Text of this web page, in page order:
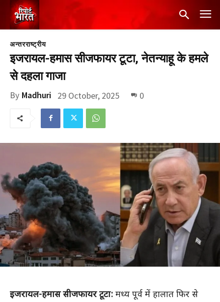
अन्तरराष्ट्रीय
इजरायल-हमास सीजफायर टूटा, नेतन्याहू के हमले
से दहला गाजा
By Madhuri 29 October, 2025 0
इजरायल-हमास सीजफायर टूटा: मध्य पूर्व में हालात फिर से